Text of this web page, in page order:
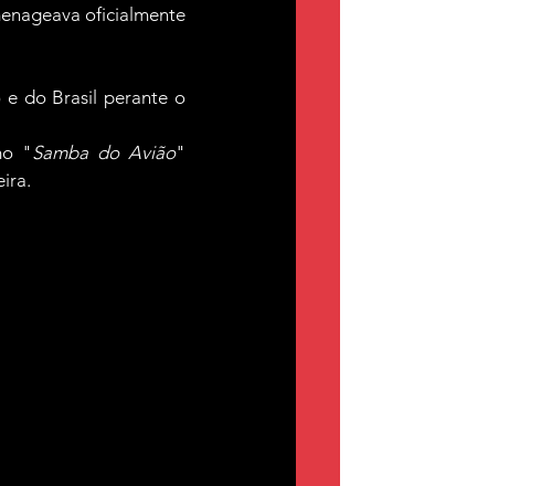
oficialmente
e do Brasil perante o
"Samba do Avião"